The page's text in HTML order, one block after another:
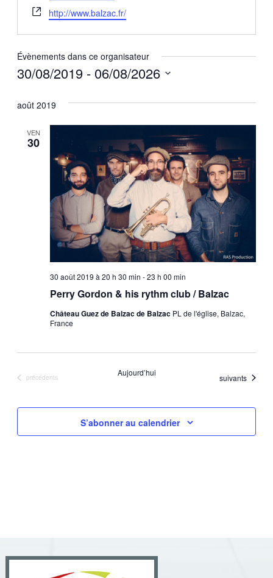
Site
web
http://www.balzac.fr/
Évènements dans ce organisateur
30/08/2019 - 06/08/2026
une
août 2019
VEN
30
Perry Gordon & his rythm club / Balzac
30 août 2019 à 20 h 30 min -23 h 00 min
Château Guez de Balzac de Balzac PL de l'église, Balzac,
France
Évènements
précédents Aujourd’hui Évènements
suivants
S’abonner au calendrier